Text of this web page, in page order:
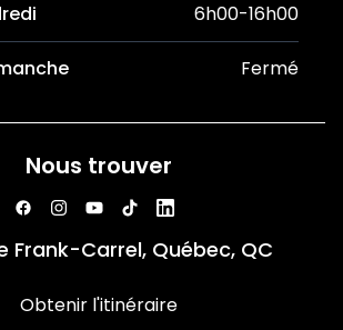
6h00-16h00
Fermé
Nous trouver
Frank-Carrel, Québec, QC
Obtenir l'itinéraire